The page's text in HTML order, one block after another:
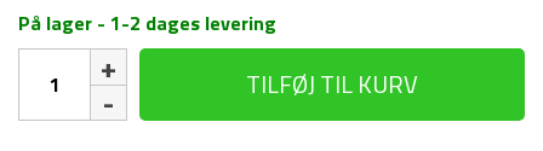
På lager - 1-2 dages levering
Dunsovepose
Treklife
TILFØJ TIL KURV